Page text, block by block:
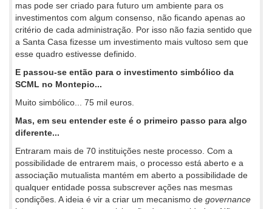
mas pode ser criado para futuro um ambiente para os
investimentos com algum consenso, não ficando apenas ao
critério de cada administração. Por isso não fazia sentido que
a Santa Casa fizesse um investimento mais vultoso sem que
esse quadro estivesse definido.
E passou-se então para o investimento simbólico da
SCML no Montepio...
Muito simbólico... 75 mil euros.
Mas, em seu entender este é o primeiro passo para algo
diferente...
Entraram mais de 70 instituições neste processo. Com a
possibilidade de entrarem mais, o processo está aberto e a
associação mutualista mantém em aberto a possibilidade de
qualquer entidade possa subscrever ações nas mesmas
condições. A ideia é vir a criar um mecanismo de governance